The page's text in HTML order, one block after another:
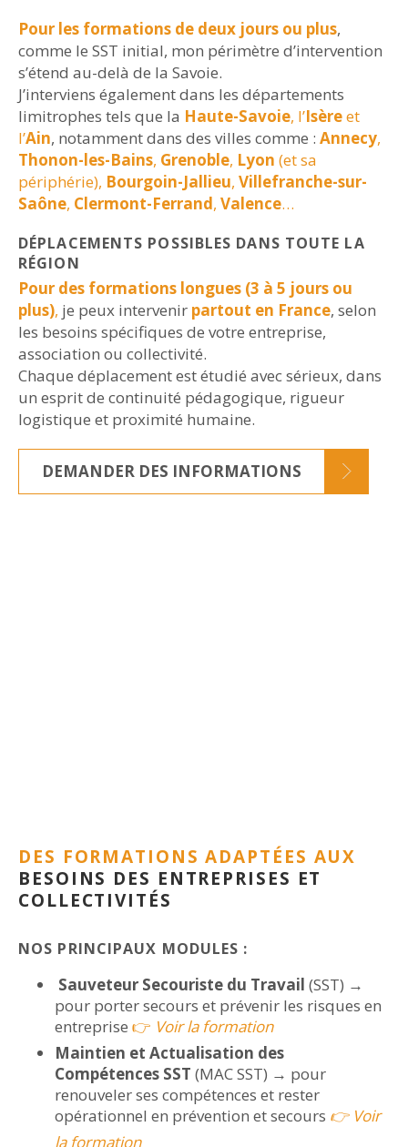
Pour les formations de deux jours ou plus,
comme le SST initial, mon périmètre d’intervention
s’étend au-delà de la Savoie.
J’interviens également dans les départements
limitrophes tels que la Haute-Savoie, l’Isèreet
l’Ain, notamment dans des villes comme : Annecy,
Thonon-les-Bains, Grenoble, Lyon (et sa
périphérie), Bourgoin-Jallieu, Villefranche-sur-
Saône, Clermont-Ferrand, Valence…
DÉPLACEMENTS POSSIBLES DANS TOUTE LA
RÉGION
Pour des formations longues (3 à 5 jours ou
plus), je peux intervenir partout en France, selon
les besoins spécifiques de votre entreprise,
association ou collectivité.
Chaque déplacement est étudié avec sérieux, dans
un esprit de continuité pédagogique, rigueur
logistique et proximité humaine.
DEMANDER DES INFORMATIONS
DES FORMATIONS ADAPTÉES AUX
BESOINS DES ENTREPRISES ET
COLLECTIVITÉS
NOS PRINCIPAUX MODULES :
Sauveteur Secouriste du Travail (SST) →
pour porter secours et prévenir les risques en
entreprise 👉 Voir la formation
Maintien et Actualisation des
Compétences SST (MAC SST) → pour
renouveler ses compétences et rester
opérationnel en prévention et secours 👉 Voir
la formation